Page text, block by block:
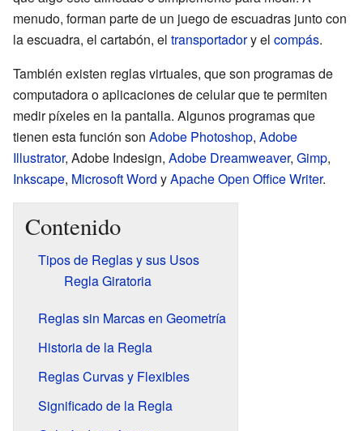
menudo, forman parte de un juego de escuadras junto con
la escuadra, el cartabón, el transportadory el compás.
También existen reglas virtuales, que son programas de
computadora o aplicaciones de celular que te permiten
medir píxeles en la pantalla. Algunos programas que
tienen esta función son Adobe Photoshop, Adobe
Illustrator, Adobe Indesign, Adobe Dreamweaver, Gimp,
Inkscape, Microsoft Word yApache Open Office Writer.
Contenido
Tipos de Reglas y sus Usos
Regla Giratoria
Reglas sin Marcas en Geometría
Historia de la Regla
Reglas Curvas y Flexibles
Significado de la Regla